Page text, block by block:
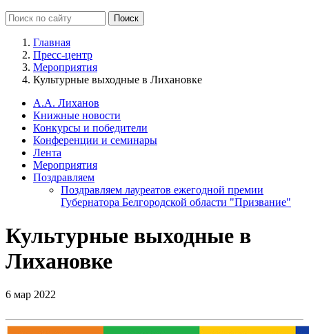
Главная
Пресс-центр
Мероприятия
Культурные выходные в Лихановке
А.А. Лиханов
Книжные новости
Конкурсы и победители
Конференции и семинары
Лента
Мероприятия
Поздравляем
Поздравляем лауреатов ежегодной премии
Губернатора Белгородской области "Призвание"
Культурные выходные в
Лихановке
6 мар 2022